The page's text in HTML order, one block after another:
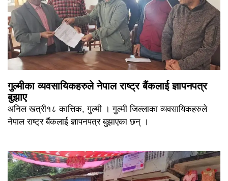
गुल्मीका व्यवसायिकहरुले नेपाल राष्ट्र बैंकलाई ज्ञापनपत्र
बुझाए
अनिल खत्री१८ कात्तिक, गुल्मी । गुल्मी जिल्लाका व्यवसायिकहरुले
नेपाल राष्ट्र बैंकलाई ज्ञापनपत्र बुझाएका छन् ।